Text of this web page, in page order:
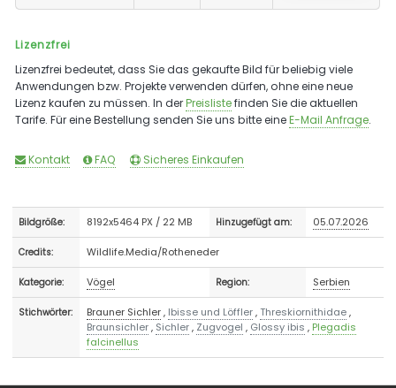
Lizenzfrei
Lizenzfrei bedeutet, dass Sie das gekaufte Bild für beliebig viele
Anwendungen bzw. Projekte verwenden dürfen, ohne eine neue
Lizenz kaufen zu müssen. In derPreislistefinden Sie die aktuellen
Tarife. Für eine Bestellung senden Sie uns bitte eineE-Mail Anfrage.
Kontakt FAQ Sicheres Einkaufen
Bildgröße: 8192x5464 PX / 22 MB Hinzugefügt am: 05.07.2026
Credits: Wildlife.Media/Rotheneder
Kategorie: Vögel Region: Serbien
Stichwörter: Brauner Sichler, Ibisse und Löffler,Threskiornithidae,
Braunsichler, Sichler, Zugvogel , Glossy ibis , Plegadis
falcinellus